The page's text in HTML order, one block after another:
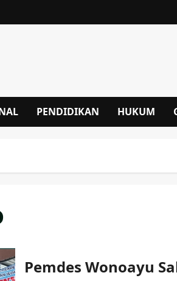
PENDIDIKAN HUKUM
Pemdes Wonoayu